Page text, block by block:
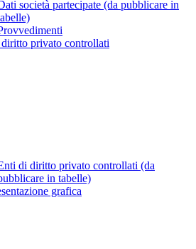
società partecipate (da pubblicare in
privato controllati
di diritto privato controllati (da
in tabelle)
grafica